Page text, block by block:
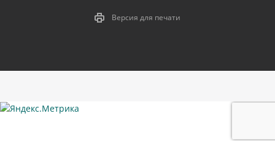
Версия для печати